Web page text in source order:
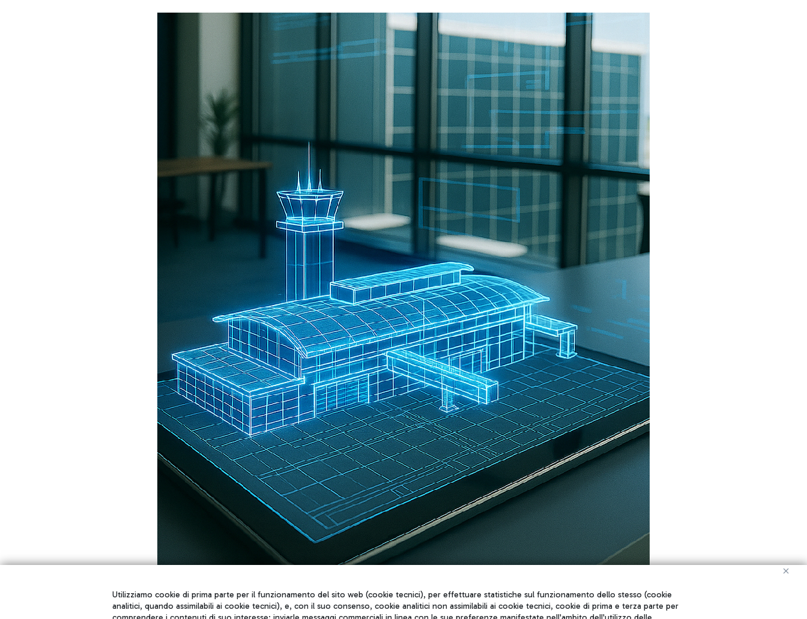
Utilizziamo cookie di prima parte per il funzionamento del sito web (cookie tecnici), per effettuare statistiche sul funzionamento dello stesso (cookie
analitici, quando assimilabili ai cookie tecnici), e, con il suo consenso, cookie analitici non assimilabili ai cookie tecnici, cookie di prima e terza parte per